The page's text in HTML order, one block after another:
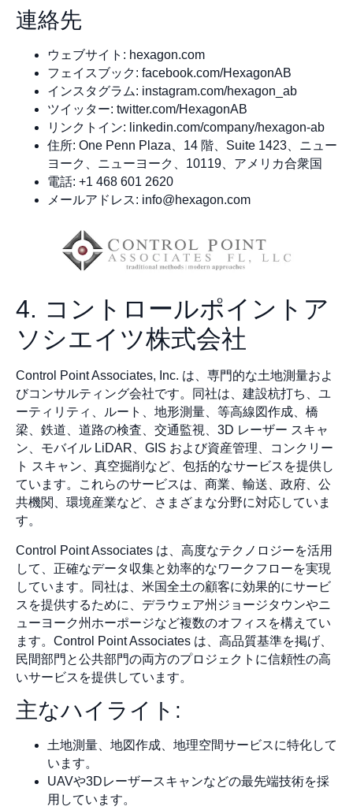
連絡先
ウェブサイト: hexagon.com
フェイスブック: facebook.com/HexagonAB
インスタグラム: instagram.com/hexagon_ab
ツイッター: twitter.com/HexagonAB
リンクトイン: linkedin.com/company/hexagon-ab
住所: One Penn Plaza、14 階、Suite 1423、ニュー
ヨーク、ニューヨーク、10119、アメリカ合衆国
電話: +1 468 601 2620
メールアドレス: info@hexagon.com
4. コントロールポイントア
ソシエイツ株式会社
Control Point Associates, Inc. は、専門的な土地測量およ
びコンサルティング会社です。同社は、建設杭打ち、ユ
ーティリティ、ルート、地形測量、等高線図作成、橋
梁、鉄道、道路の検査、交通監視、3D レーザー スキャ
ン、モバイル LiDAR、GIS および資産管理、コンクリー
ト スキャン、真空掘削など、包括的なサービスを提供し
ています。これらのサービスは、商業、輸送、政府、公
共機関、環境産業など、さまざまな分野に対応していま
す。
Control Point Associates は、高度なテクノロジーを活用
して、正確なデータ収集と効率的なワークフローを実現
しています。同社は、米国全土の顧客に効果的にサービ
スを提供するために、デラウェア州ジョージタウンやニ
ューヨーク州ホーポージなど複数のオフィスを構えてい
ます。Control Point Associates は、高品質基準を掲げ、
民間部門と公共部門の両方のプロジェクトに信頼性の高
いサービスを提供しています。
主なハイライト:
土地測量、地図作成、地理空間サービスに特化して
います。
UAVや3Dレーザースキャンなどの最先端技術を採
用しています。